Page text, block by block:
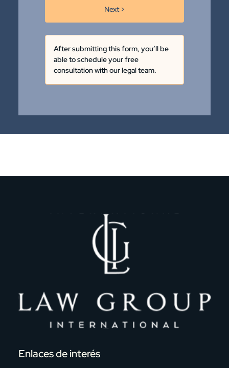
Next >
After submitting this form, you’ll be
able to schedule your free
consultation with our legal team.
Enlaces de interés